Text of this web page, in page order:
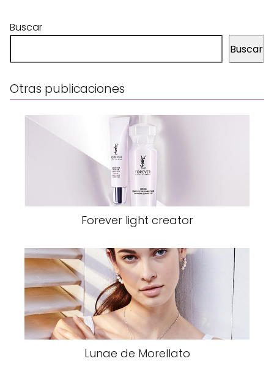
Buscar
Buscar
Otras publicaciones
Forever light creator
Lunae de Morellato